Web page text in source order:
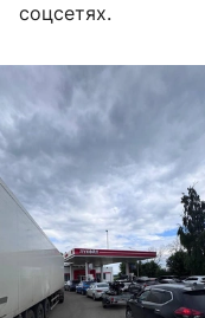
соцсетях.